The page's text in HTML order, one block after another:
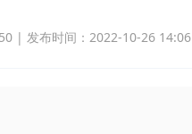
| 发布时间：2022-10-26 14:06